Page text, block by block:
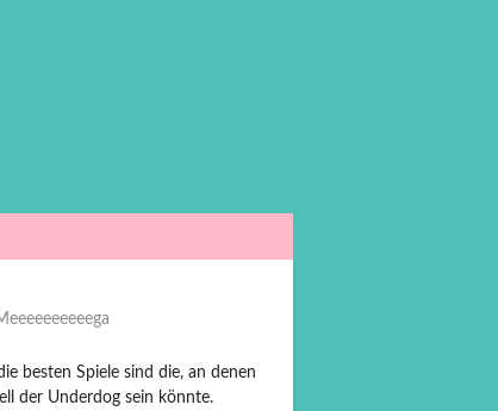
besten Spiele sind die, an denen
der Underdog sein könnte.